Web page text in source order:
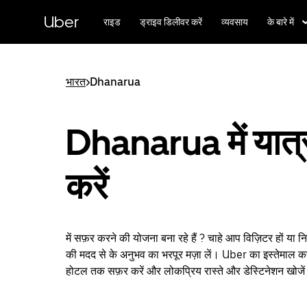
पर
Uber राइड ड्राइव डिलीवर करें व्यवसाय के बारे में
भारत>Dhanarua
Dhanarua में
करें
में सफ़र करने की योजना बना रहे हैं ? चाहे आप विज़िटर हों या
की मदद से के अनुभव का भरपूर मज़ा लें। Uber का इस्तेमाल
होटल तक सफ़र करें और लोकप्रिय रास्ते और डेस्टिनेशन